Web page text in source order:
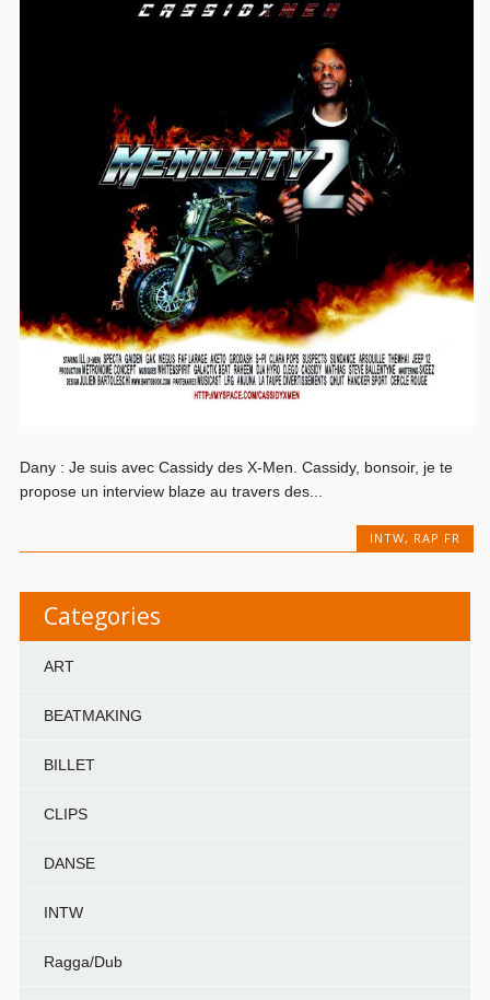
Dany : Je suis avec Cassidy des X-Men. Cassidy, bonsoir, je te
propose un interview blaze au travers des...
INTW, RAP FR
Categories
ART
BEATMAKING
BILLET
CLIPS
DANSE
INTW
Ragga/Dub